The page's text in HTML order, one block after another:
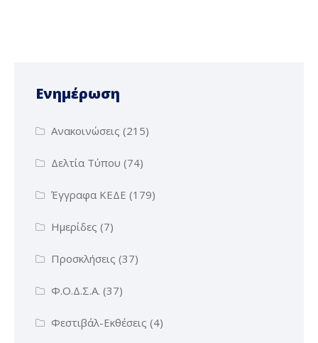
Ενημέρωση
Ανακοινώσεις (215)
Δελτία Τύπου (74)
Έγγραφα ΚΕΔΕ (179)
Ημερίδες (7)
Προσκλήσεις (37)
Φ.Ο.Δ.Σ.Α. (37)
Φεστιβάλ-Εκθέσεις (4)